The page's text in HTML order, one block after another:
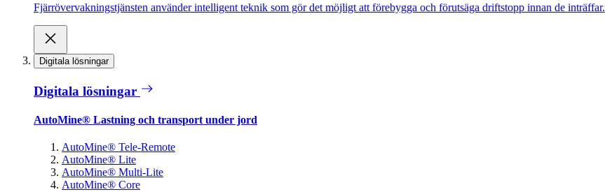
Fjärrövervakningstjänsten använder intelligent teknik som gör det möjligt att förebygga och förutsäga driftstopp innan de inträffar.
Digitala lösningar
Digitala lösningar
AutoMine® Lastning och transport under jord
AutoMine® Tele-Remote
AutoMine® Lite
AutoMine® Multi-Lite
AutoMine® Core